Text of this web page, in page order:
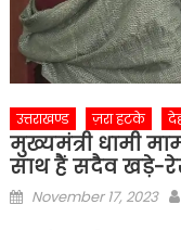
उत्तराखण्ड ज़रा हटके
मुख्यमंत्री धामी
साथ हैं सदैव खड़े-
Posted
November 17, 2023